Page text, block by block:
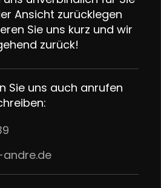
Ansicht zurücklegen
Sie uns kurz und wir
zurück!
Sie uns auch anrufen